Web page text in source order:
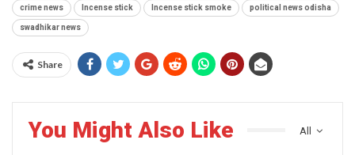
crime news Incense stick Incense stick smoke political news odisha
swadhikar news
Share
All
You Might Also Like